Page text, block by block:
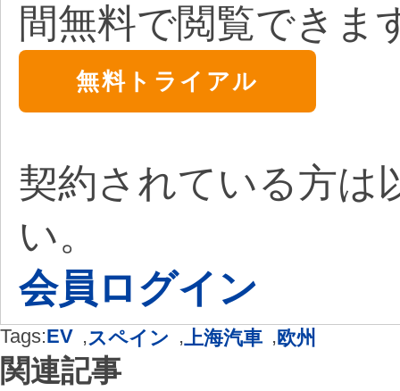
間無料で閲覧できま
無料トライアル
契約されている方は
い。
会員ログイン
Tags:EV ,スペイン ,上海汽車 ,欧州
関連記事